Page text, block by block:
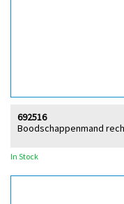
Boodschappenmand
692516
In Stock